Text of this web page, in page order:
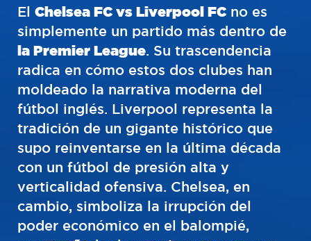
El Chelsea FC vs Liverpool FCno es
simplemente un partido más dentro de
la Premier League . Su trascendencia
radica en cómo estos dos clubes han
moldeado la narrativa moderna del
fútbol inglés. Liverpool representa la
tradición de un gigante histórico que
supo reinventarse en la última década
con un fútbol de presión alta y
verticalidad ofensiva. Chelsea, en
cambio, simboliza la irrupción del
poder económico en el balompié,